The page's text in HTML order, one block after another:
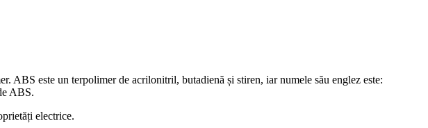
ABS este un terpolimer de acrilonitril, butadienă și stiren, iar numele său englez este:
ABS.
electrice.